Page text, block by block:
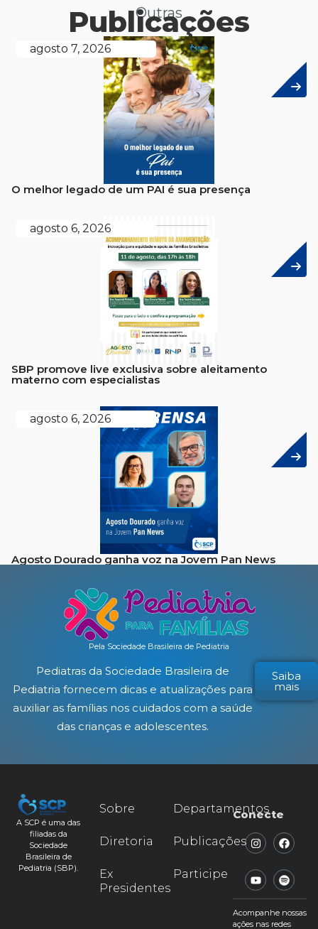
Outras
Publicações
agosto 7, 2026
O melhor legado de um PAI é sua presença
agosto 6, 2026
SBP promove live exclusiva sobre aleitamento
materno com especialistas
agosto 6, 2026
Agosto Dourado ganha voz na Jovem Pan News
Pela Sociedade Brasileira de Pediatria
Pediatras da Sociedade Brasileira de
Pediatria fornecem dicas e atualizações para
auxiliar as famílias nos cuidados com a saúde
das crianças e adolescentes.
Saiba
mais
A SCP é uma das
filiadas da
Sociedade
Brasileira de
Pediatria (SBP).
Sobre
Diretoria
Ex
Presidentes
Departamentos
Publicações
Participe
Conecte
Acompanhe nossas
ações nas redes